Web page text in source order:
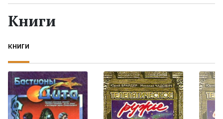
Жанры
Экранизации
Коллекции
Книги
КНИГИ